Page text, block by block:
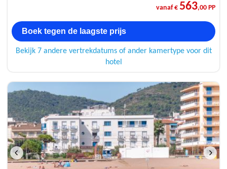
vanaf € 563,00 PP
Boek tegen de laagste prijs
Bekijk 7 andere vertrekdatums of ander kamertype voor dit
hotel